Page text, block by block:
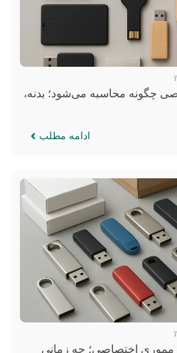
چگونه محاسبه می‌شود؛ بدنه،
ادامه مطلب
اختصاصی؛ چه زمانی